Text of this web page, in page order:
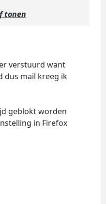
tonen
verstuurd want
dus mail kreeg ik
geblokt worden
in Firefox